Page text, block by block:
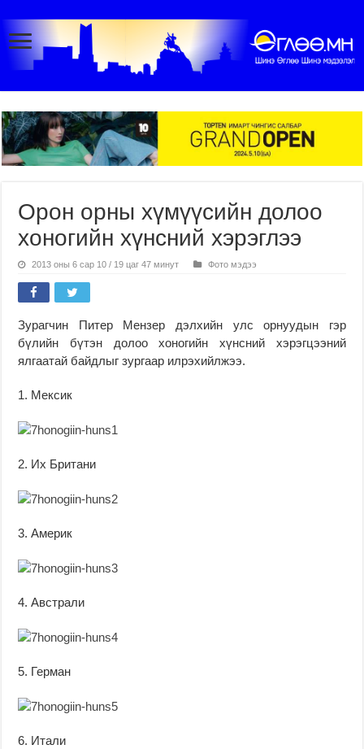
Орон орны хүмүүсийн долоо
хоногийн хүнсний хэрэглээ
2013 оны 6 сар 10 / 19 цаг 47 минут Фото мэдээ
Зурагчин Питер Мензер дэлхийн улс орнуудын гэр
бүлийн бүтэн долоо хоногийн хүнсний хэрэгцээний
ялгаатай байдлыг зургаар илрэхийлжээ.
1. Мексик
2. Их Британи
3. Америк
4. Австрали
5. Герман
6. Итали